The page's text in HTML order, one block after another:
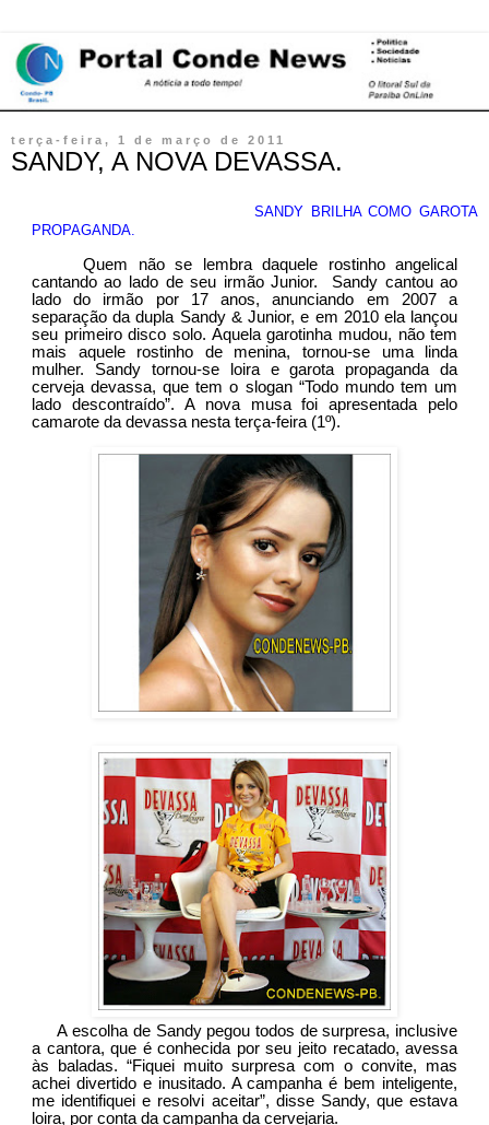
terça-feira, 1 de março de 2011
SANDY, A NOVA DEVASSA.
SANDY BRILHA COMO GAROTA
PROPAGANDA.
Quem não se lembra daquele rostinho angelical
cantando ao lado de seu irmão Junior. Sandy cantou ao
lado do irmão por 17 anos, anunciando em 2007 a
separação da dupla Sandy & Junior, e em 2010 ela lançou
seu primeiro disco solo. Aquela garotinha mudou, não tem
mais aquele rostinho de menina, tornou-se uma linda
mulher. Sandy tornou-se loira e garota propaganda da
cerveja devassa, que tem o slogan “Todo mundo tem um
lado descontraído”. A nova musa foi apresentada pelo
camarote da devassa nesta terça-feira (1º).
A escolha de Sandy pegou todos de surpresa, inclusive
a cantora, que é conhecida por seu jeito recatado, avessa
às baladas. “Fiquei muito surpresa com o convite, mas
acheidivertido e inusitado. A campanha é bem inteligente,
me identifiquei e resolvi aceitar”, disse Sandy, que estava
loira, por conta da campanha da cervejaria.